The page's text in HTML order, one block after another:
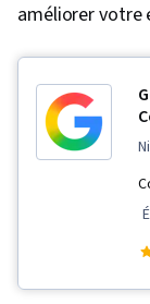
améliorer votre